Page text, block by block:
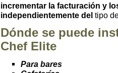
incrementar la facturación y
independientemente del tipo
Dónde se puede
Chef Elite
Para bares